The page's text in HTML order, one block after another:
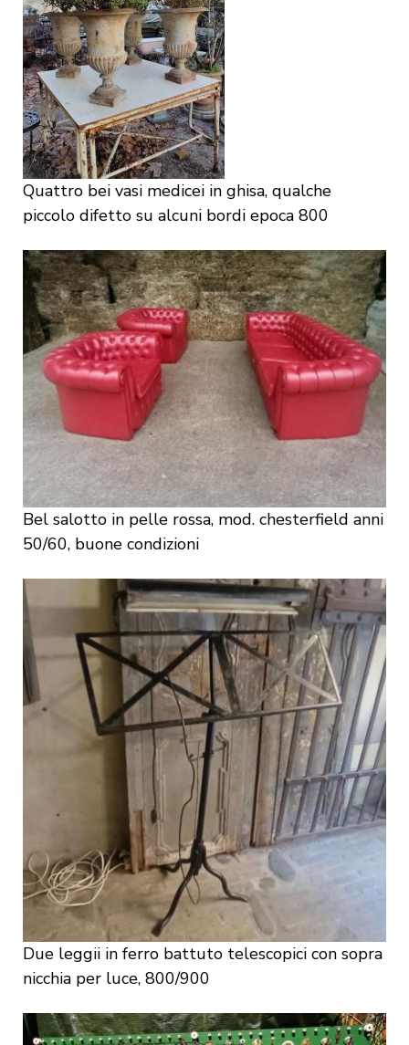
Quattro bei vasi medicei in ghisa, qualche
piccolo difetto su alcuni bordi epoca 800
Bel salotto in pelle rossa, mod. chesterfield anni
50/60, buone condizioni
Due leggii in ferro battuto telescopici con sopra
nicchia per luce, 800/900